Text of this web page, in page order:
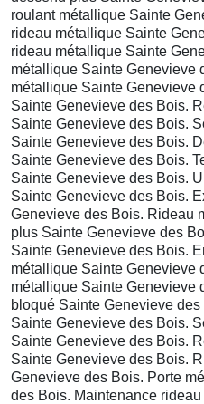
roulant métallique Sainte
rideau métallique Sainte
rideau métallique Sainte
métallique Sainte Genevieve
métallique Sainte Genevieve
Sainte Genevieve des Bois.
Sainte Genevieve des Bois.
Sainte Genevieve des Bois.
Sainte Genevieve des Bois.
Sainte Genevieve des Bois.
Sainte Genevieve des Bois.
Genevieve des Bois. Rideau
plus Sainte Genevieve des
Sainte Genevieve des Bois.
métallique Sainte Genevieve
métallique Sainte Genevieve
bloqué Sainte Genevieve
Sainte Genevieve des Bois.
Sainte Genevieve des Bois.
Sainte Genevieve des Bois.
Genevieve des Bois. Porte
des Bois. Maintenance